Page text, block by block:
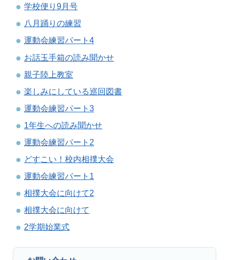
学校便り9月号
八月踊りの練習
運動会練習パート4
お話玉手箱の読み聞かせ
親子陸上教室
楽しみにしている巡回図書
運動会練習パート3
1年生への読み聞かせ
運動会練習パート2
どすこい！校内相撲大会
運動会練習パート1
相撲大会に向けて2
相撲大会に向けて
2学期始業式